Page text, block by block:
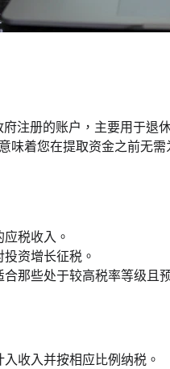
府注册的账户，主要用于
味着您在提取资金之前无需
税收入。
资增长征税。
那些处于较高税率等级且
收入并按相应比例纳税。